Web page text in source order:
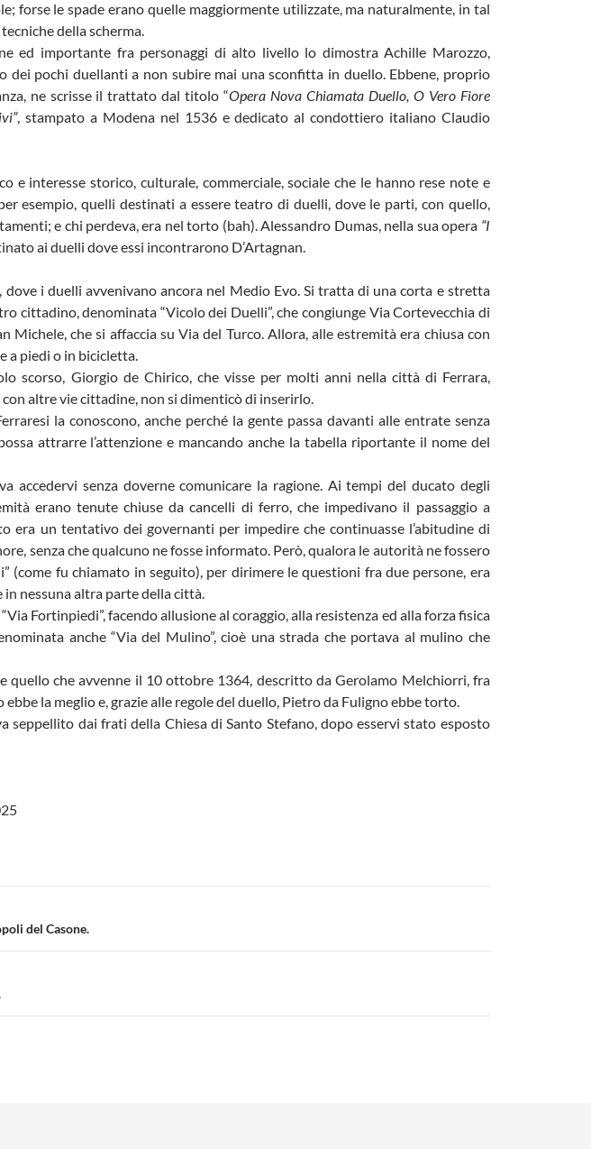
forse le spade erano quelle maggiormente utilizzate, ma naturalmente, in tal
della scherma.
ed importante fra personaggi di alto livello lo dimostra Achille Marozzo,
pochi duellanti a non subire mai una sconfitta in duello. Ebbene, proprio
ne scrisse il trattato dal titolo “Opera Nova Chiamata Duello, O Vero Fiore
, stampato a Modena nel 1536 e dedicato al condottiero italiano Claudio
interesse storico, culturale, commerciale, sociale che le hanno rese note e
esempio, quelli destinati a essere teatro di duelli, dove le parti, con quello,
e chi perdeva, era nel torto (bah). Alessandro Dumas, nella sua opera “I
ai duelli dove essi incontrarono D’Artagnan.
dove i duelli avvenivano ancora nel Medio Evo. Si tratta di una corta e stretta
cittadino, denominata “Vicolo dei Duelli”, che congiunge Via Cortevecchia di
Michele, che si affaccia su Via del Turco. Allora, alle estremità era chiusa con
a piedi o in bicicletta.
scorso, Giorgio de Chirico, che visse per molti anni nella città di Ferrara,
altre vie cittadine, non si dimenticò di inserirlo.
la conoscono, anche perché la gente passa davanti alle entrate senza
attrarre l’attenzione e mancando anche la tabella riportante il nome del
accedervi senza doverne comunicare la ragione. Ai tempi del ducato degli
erano tenute chiuse da cancelli di ferro, che impedivano il passaggio a
era un tentativo dei governanti per impedire che continuasse l’abitudine di
senza che qualcuno ne fosse informato. Però, qualora le autorità ne fossero
(come fu chiamato in seguito), per dirimere le questioni fra due persone, era
nessuna altra parte della città.
Fortinpiedi”, facendo allusione al coraggio, alla resistenza ed alla forza fisica
anche “Via del Mulino”, cioè una strada che portava al mulino che
quello che avvenne il 10 ottobre 1364, descritto da Gerolamo Melchiorri, fra
la meglio e, grazie alle regole del duello, Pietro da Fuligno ebbe torto.
seppellito dai frati della Chiesa di Santo Stefano, dopo esservi stato esposto
del Casone.